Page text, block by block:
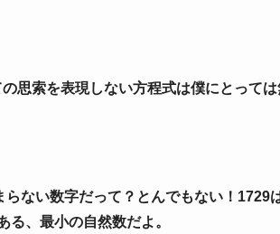
思索を表現しない方程式は僕にとっては
らない数字だって？とんでもない！
る、最小の自然数だよ。